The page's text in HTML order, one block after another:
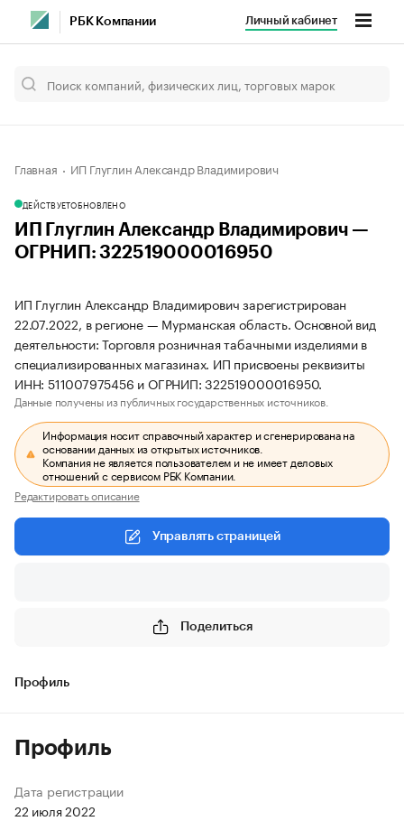
РБК Компании Личный кабинет
Главная ИП Глуглин Александр Владимирович
ДЕЙСТВУЕТОБНОВЛЕНО
ИП Глуглин Александр Владимирович —
ОГРНИП: 322519000016950
ИП Глуглин Александр Владимирович зарегистрирован
22.07.2022, в регионе — Мурманская область. Основной вид
деятельности: Торговля розничная табачными изделиями в
специализированных магазинах. ИП присвоены реквизиты
ИНН: 511007975456 и ОГРНИП: 322519000016950.
Данные получены из публичных государственных источников.
Информация носит справочный характер и сгенерирована на
основании данных из открытых источников.
Компания не является пользователем и не имеет деловых
отношений с сервисом РБК Компании.
Редактировать описание
Управлять страницей
Поделиться
Профиль
Профиль
Дата регистрации
22 июля 2022